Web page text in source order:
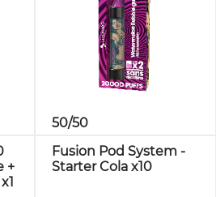
50/50
+
Fusion Pod System -
Starter Cola x10